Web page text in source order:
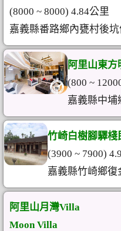
(8000 ~ 8000) 4.84公里
嘉義縣番路鄉內甕村後
阿里山東
(800 ~
嘉義縣中埔
竹崎白樹腳驛棧
(3900 ~ 7900)
嘉義縣竹崎鄉復
阿里山月灣Villa
Moon Villa